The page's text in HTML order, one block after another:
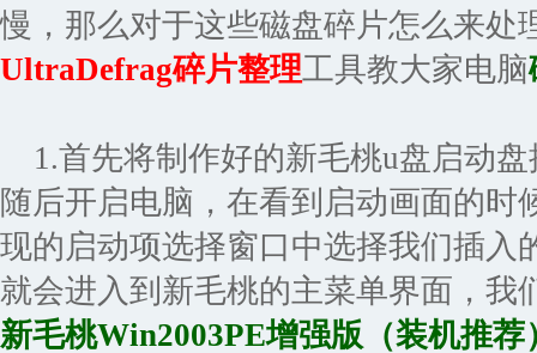
慢，那么对于这些磁盘碎片怎么来处
UltraDefrag碎片整理工具教大家电脑
1.首先将制作好的新毛桃u盘启动盘
随后开启电脑，在看到启动画面的时
现的启动项选择窗口中选择我们插入
就会进入到新毛桃的主菜单界面，我
新毛桃Win2003PE增强版（装机推荐